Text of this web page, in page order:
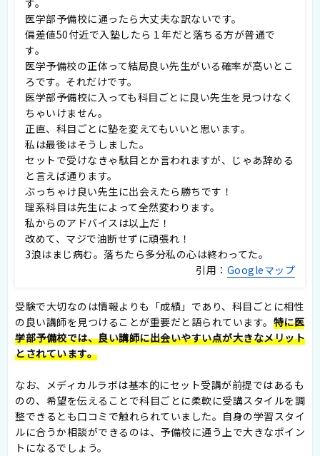
す。
医学部予備校に通ったら大丈夫な訳ないです。
偏差値50付近で入塾したら１年だと落ちる方が普通で
す。
医学予備校の正体って結局良い先生がいる確率が高いとこ
ろです。それだけです。
医学部予備校に入っても科目ごとに良い先生を見つけなく
ちゃいけません。
正直、科目ごとに塾を変えてもいいと思います。
私は最後はそうしました。
セットで受けなきゃ駄目とか言われますが、じゃあ辞める
と言えば通ります。
ぶっちゃけ良い先生に出会えたら勝ちです！
理系科目は先生によって全然変わります。
私からのアドバイスは以上だ！
改めて、マジで油断せずに頑張れ！
3浪はまじ病む。落ちたら多分私の心は終わってた。
引用： Googleマップ
受験で大切なのは情報よりも「成績」であり、科目ごとに相性
の良い講師を見つけることが重要だと語られています。 特に医
学部予備校では、良い講師に出会いやすい点が大きなメリット
とされています。
なお、メディカルラボは基本的にセット受講が前提ではあるも
のの、希望を伝えることで科目ごとに柔軟に受講スタイルを調
整できるとも口コミで触れられていました。自身の学習スタイ
ルに合うか相談ができるのは、予備校に通う上で大きなポイン
トになるでしょう。